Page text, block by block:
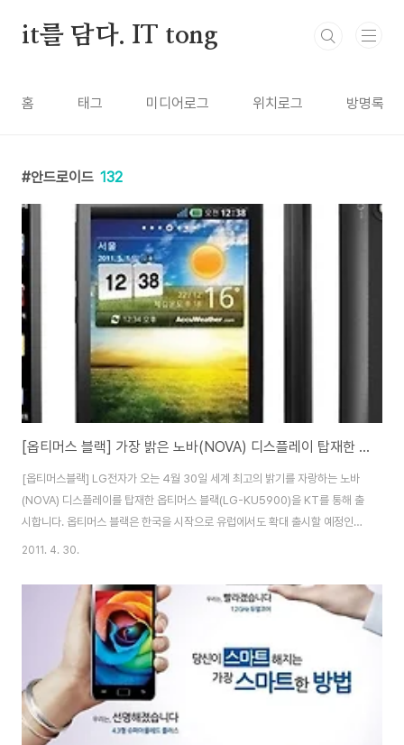
it를 담다. IT tong
홈 태그 미디어로그 위치로그 방명록
안드로이드 132
[옵티머스 블랙] 가장 밝은 노바(NOVA) 디스플레이 탑재한 옵티머스 블랙
[옵티머스블랙] LG전자가 오는 4월 30일 세계 최고의 밝기를 자랑하는 노바
(NOVA) 디스플레이를 탑재한 옵티머스 블랙(LG-KU5900)을 KT를 통해 출
시합니다. 옵티머스 블랙은 한국을 시작으로 유럽에서도 확대 출시할 예정인
글로벌 전략폰으로 옵티머스라는 LG의 안드로이드 스마트폰 브랜드에 세련된
블랙의 전면 모습인데요. 하단에는 옵티머스Z나 옵티머스 시크, 옵티머스 마하
등과 같은 구글 4버튼으로 디자인되어 있습니다. 전면부에는 200만 화소 카
메라, 뒷면에는 500만 화소의 CMOS 카메라와 LED 플래시, 스피커 등이 탑
재되어 있습니다. CPU는 T1 IMAO 3630 1GHz, RAM 512MB, 2GB의 내
장 메모..
2011. 4. 30.